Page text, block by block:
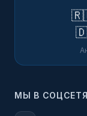
МЫ В